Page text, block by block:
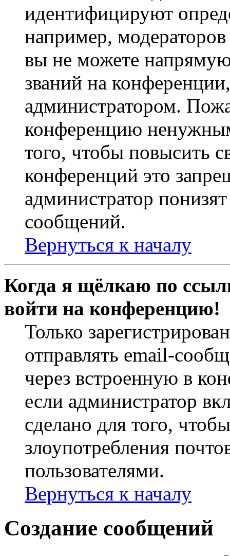
идентифицируют
например,
вы не можете
званий на
администратором.
конференцию
того, чтобы повысить
конференций это
администратор
сообщений.
Вернуться к началу
Когда я щёлкаю по
войти на конференцию!
Только
отправлять email-
через встроенную в
если администратор
сделано для того,
злоупотребления
пользователями.
Вернуться к началу
Создание сообщений